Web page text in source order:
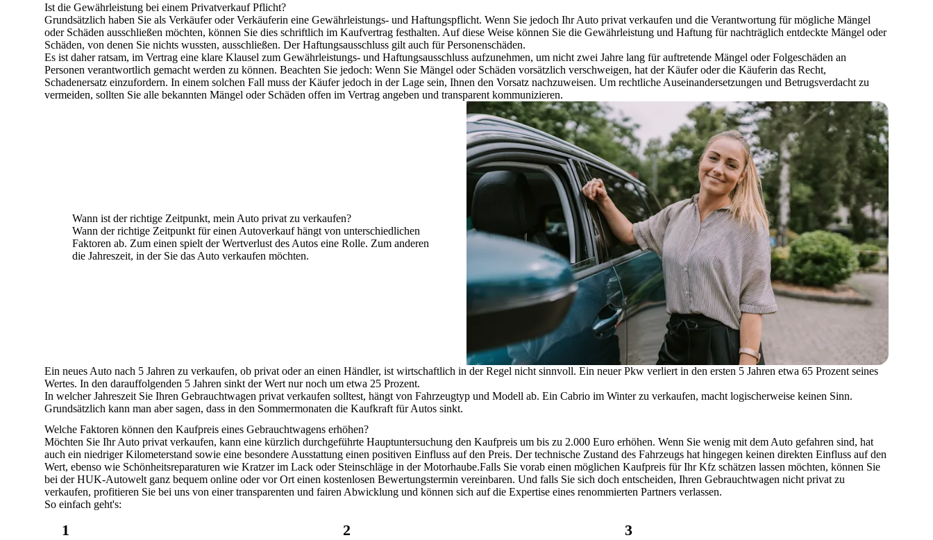
Ist die Gewährleistung bei einem Privatverkauf Pflicht?
Grundsätzlich haben Sie als Verkäufer oder Verkäuferin eine Gewährleistungs- und Haftungspflicht. Wenn Sie jedoch Ihr Auto privat verkaufen und die Verantwortung für mögliche Mängel
oder Schäden ausschließen möchten, können Sie dies schriftlich im Kaufvertrag festhalten. Auf diese Weise können Sie die Gewährleistung und Haftung für nachträglich entdeckte Mängel oder
Schäden, von denen Sie nichts wussten, ausschließen. Der Haftungsausschluss gilt auch für Personenschäden.
Es ist daher ratsam, im Vertrag eine klare Klausel zum Gewährleistungs- und Haftungsausschluss aufzunehmen, um nicht zwei Jahre lang für auftretende Mängel oder Folgeschäden an
Personen verantwortlich gemacht werden zu können. Beachten Sie jedoch: Wenn Sie Mängel oder Schäden vorsätzlich verschweigen, hat der Käufer oder die Käuferin das Recht,
Schadenersatz einzufordern. In einem solchen Fall muss der Käufer jedoch in der Lage sein, Ihnen den Vorsatz nachzuweisen. Um rechtliche Auseinandersetzungen und Betrugsverdacht zu
vermeiden, sollten Sie alle bekannten Mängel oder Schäden offen im Vertrag angeben und transparent kommunizieren.
Wann ist der richtige Zeitpunkt, mein Auto privat zu verkaufen?
Wann der richtige Zeitpunkt für einen Autoverkauf hängt von unterschiedlichen
Faktoren ab. Zum einen spielt der Wertverlust des Autos eine Rolle. Zum anderen
die Jahreszeit, in der Sie das Auto verkaufen möchten.
Ein neues Auto nach 5 Jahren zu verkaufen, ob privat oder an einen Händler, ist wirtschaftlich in der Regel nicht sinnvoll. Ein neuer Pkw verliert in den ersten 5 Jahren etwa 65 Prozent seines
Wertes. In den darauffolgenden 5 Jahren sinkt der Wert nur noch um etwa 25 Prozent.
In welcher Jahreszeit Sie Ihren Gebrauchtwagen privat verkaufen solltest, hängt von Fahrzeugtyp und Modell ab. Ein Cabrio im Winter zu verkaufen, macht logischerweise keinen Sinn.
Grundsätzlich kann man aber sagen, dass in den Sommermonaten die Kaufkraft für Autos sinkt.
Welche Faktoren können den Kaufpreis eines Gebrauchtwagens erhöhen?
Möchten Sie Ihr Auto privat verkaufen, kann eine kürzlich durchgeführte Hauptuntersuchung den Kaufpreis um bis zu 2.000 Euro erhöhen. Wenn Sie wenig mit dem Auto gefahren sind, hat
auch ein niedriger Kilometerstand sowie eine besondere Ausstattung einen positiven Einfluss auf den Preis. Dertechnische Zustand des Fahrzeugs hat hingegen keinen direkten Einfluss auf den
Wert, ebenso wie Schönheitsreparaturen wie Kratzer im Lack oder Steinschläge in der Motorhaube.Falls Sie vorab einen möglichen Kaufpreis für Ihr Kfz schätzen lassen möchten, können Sie
bei derHUK-Autowelt ganz bequem online oder vor Ort einen kostenlosen Bewertungstermin vereinbaren. Und falls Sie sich doch entscheiden, Ihren Gebrauchtwagen nicht privat zu
verkaufen, profitieren Sie bei uns von einer transparenten und fairen Abwicklung und können sich auf die Expertise eines renommierten Partners verlassen.
So einfach geht's:
1 2 3